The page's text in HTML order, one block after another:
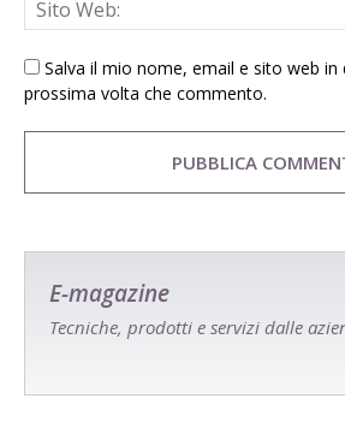
Salva il mio nome, email e sito web
prossima volta che commento.
E-magazine
Tecniche, prodotti e servizi dalle